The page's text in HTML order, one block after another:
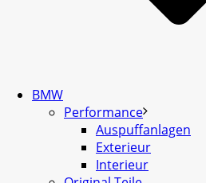
BMW
Performance
Auspuffanlagen
Exterieur
Interieur